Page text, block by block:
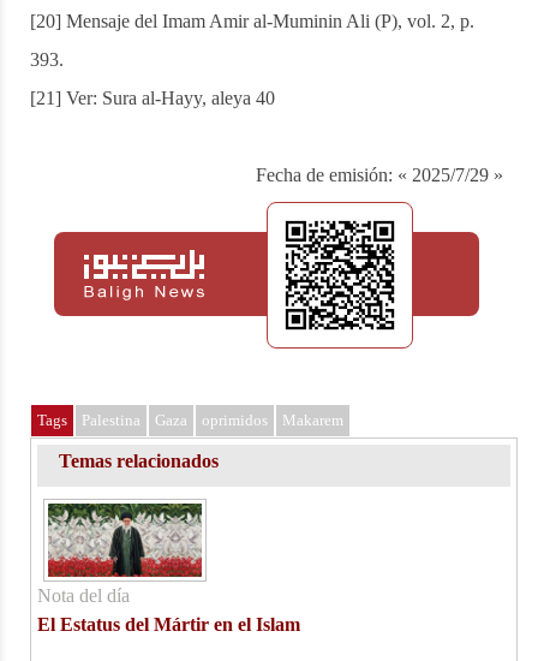
[20] Mensaje del Imam Amir al-Muminin Ali (P), vol. 2, p.
393.
[21] Ver: Sura al-Hayy, aleya 40
Fecha de emisión: « 2025/7/29 »
Tags Palestina Gaza oprimidos Makarem
Temas relacionados
Nota del día
El Estatus del Mártir en el Islam